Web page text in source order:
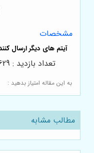
مشخصات
به این مقاله امتیاز بدهید :
تعداد بازدید : 629
مطالب مشابه